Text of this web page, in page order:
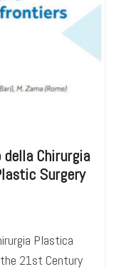
Chirurgia
Surgery
Plastica
21st Century